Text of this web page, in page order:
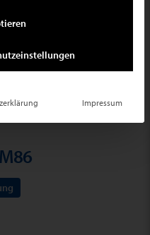
Impressum